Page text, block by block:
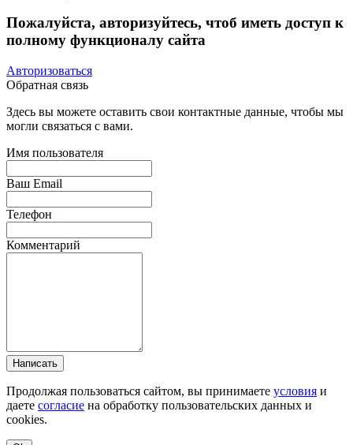
Пожалуйста, авторизуйтесь, чтоб иметь доступ к
полному функционалу сайта
Авторизоваться
Обратная связь
Здесь вы можете оставить свои контактные данные, чтобы мы
могли связаться с вами.
Имя пользователя
Ваш Email
Телефон
Комментарий
Написать
Продолжая пользоваться сайтом, вы принимаете условия и
даете согласие на обработку пользовательских данных и
cookies.